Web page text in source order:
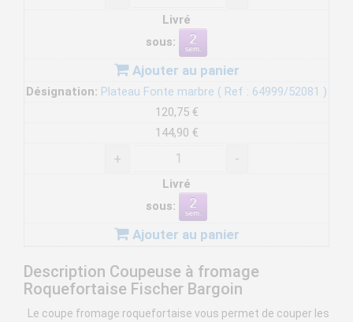
Livré
sous:
Ajouter au panier
Désignation: Plateau Fonte marbre ( Ref : 64999/52081 )
120,75 €
144,90 €
+ -
Livré
sous:
Ajouter au panier
Description Coupeuse à fromage
Roquefortaise Fischer Bargoin
Le coupe fromage roquefortaise vous permet de couper les